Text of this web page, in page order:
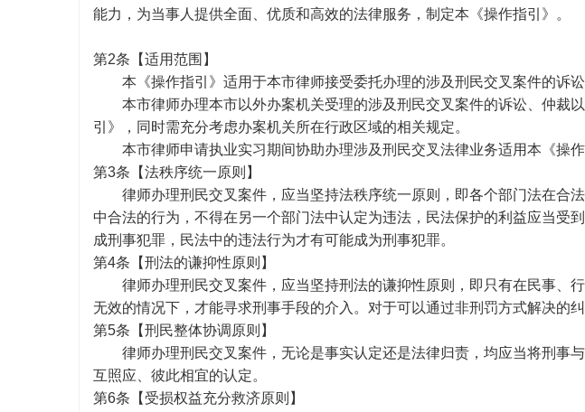
能力，为当事人提供全面、优质和高效的法律服务，制定本《操作指引》。
第2条【适用范围】
本《操作指引》适用于本市律师接受委托办理的涉及刑民交叉案件的诉
本市律师办理本市以外办案机关受理的涉及刑民交叉案件的诉讼、仲裁
引》，同时需充分考虑办案机关所在行政区域的相关规定。
本市律师申请执业实习期间协助办理涉及刑民交叉法律业务适用本《操作
第3条 【法秩序统一原则】
律师办理刑民交叉案件，应当坚持法秩序统一原则，即各个部门法在合
中合法的行为，不得在另一个部门法中认定为违法，民法保护的利益应当受
成刑事犯罪，民法中的违法行为才有可能成为刑事犯罪。
第4条【刑法的谦抑性原则】
律师办理刑民交叉案件，应当坚持刑法的谦抑性原则，即只有在民事、
无效的情况下，才能寻求刑事手段的介入。对于可以通过非刑罚方式解决的
第5条【刑民整体协调原则】
律师办理刑民交叉案件，无论是事实认定还是法律归责，均应当将刑事
互照应、彼此相宜的认定。
第6条【受损权益充分救济原则】